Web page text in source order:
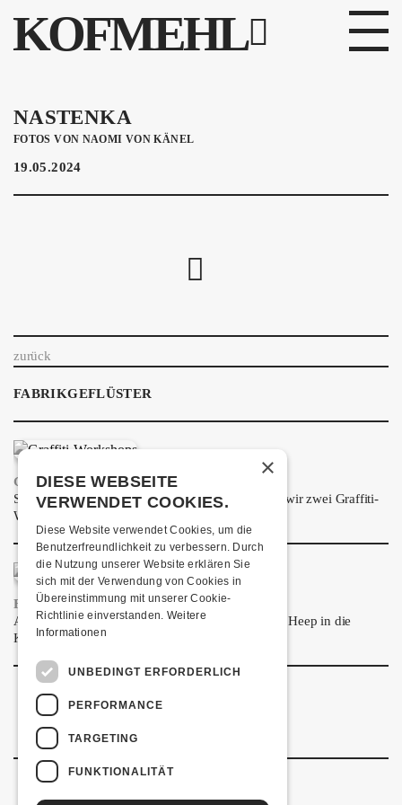
KOFMEHL
PROGRAMM
FABRIKGEFLÜSTER
KONTAKT
GÖNNEREI
SHOP
MITMACHEN
NASTENKA
FOTOS VON NAOMI VON KÄNEL
19.05.2024
zurück
FABRIKGEFLÜSTER
GRAFFITI-WORKSHOPS
Spray dein eigenes Graffiti! Im September führen wir zwei Graffiti-
Workshops für Kinder und Jugendliche durch.
FRISCH BESTÄTIGT: URIAH HEEP
Am Sonntag, 15. November 2026 kommen Uriah Heep in die
Kulturfabrik Kofmehl!
×
DIESE WEBSEITE
VERWENDET COOKIES.
Diese Website verwendet Cookies, um die
Benutzerfreundlichkeit zu verbessern. Durch
die Nutzung unserer Website erklären Sie
sich mit der Verwendung von Cookies in
Übereinstimmung mit unserer Cookie-
Richtlinie einverstanden. Weitere
Informationen
UNBEDINGT ERFORDERLICH
PERFORMANCE
TARGETING
FUNKTIONALITÄT